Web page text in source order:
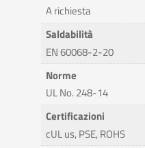
A richiesta
Saldabilità
EN 60068-2-20
Norme
UL No. 248-14
Certificazioni
cUL us, PSE, ROHS